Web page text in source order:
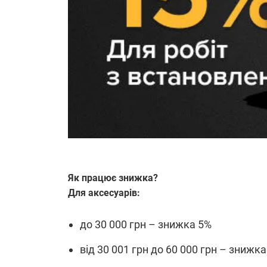
Як працює знижка?
Для аксесуарів:
до 30 000 грн – знижка 5%
від 30 001 грн до 60 000 грн –